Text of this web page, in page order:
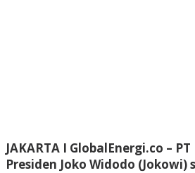
JAKARTA I GlobalEnergi.co –
Presiden Joko Widodo